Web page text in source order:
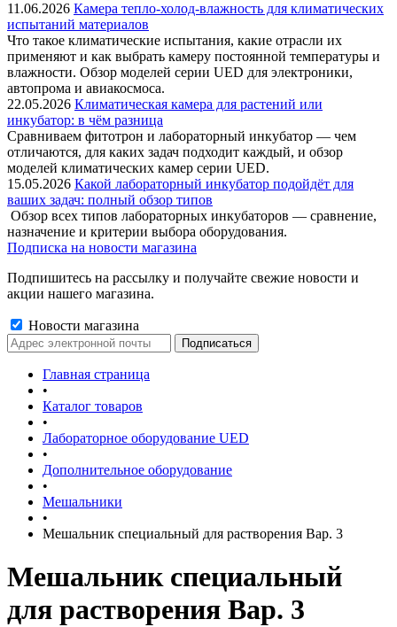
11.06.2026 Камера тепло-холод-влажность для климатических
испытаний материалов
Что такое климатические испытания, какие отрасли их
применяют и как выбрать камеру постоянной температуры и
влажности. Обзор моделей серии UED для электроники,
автопрома и авиакосмоса.
22.05.2026 Климатическая камера для растений или
инкубатор: в чём разница
Сравниваем фитотрон и лабораторный инкубатор — чем
отличаются, для каких задач подходит каждый, и обзор
моделей климатических камер серии UED.
15.05.2026 Какой лабораторный инкубатор подойдёт для
ваших задач: полный обзор типов
Обзор всех типов лабораторных инкубаторов — сравнение,
назначение и критерии выбора оборудования.
Подписка на новости магазина
Подпишитесь на рассылку и получайте свежие новости и
акции нашего магазина.
Новости магазина
Главная страница
•
Каталог товаров
•
Лабораторное оборудование UED
•
Дополнительное оборудование
•
Мешальники
•
Мешальник специальный для растворения Вар. 3
Мешальник специальный
для растворения Вар. 3